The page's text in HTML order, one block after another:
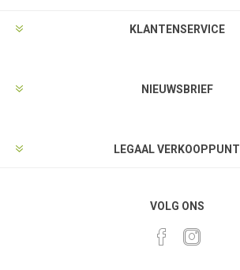
KLANTENSERVICE
NIEUWSBRIEF
LEGAAL VERKOOPPUNT
VOLG ONS